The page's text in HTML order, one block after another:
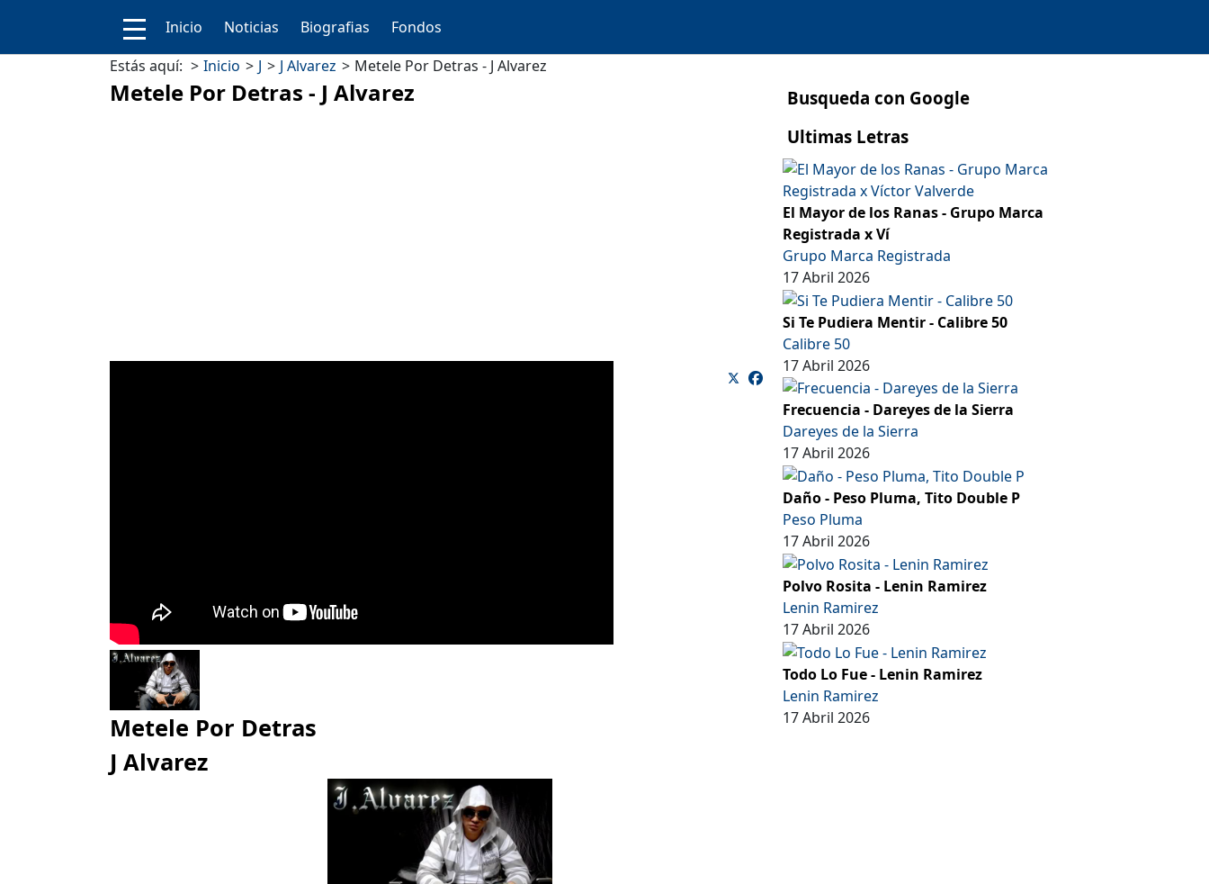
Inicio Noticias Biografias
Fondos
Estás aquí:
Inicio J J Alvarez Metele Por Detras - J Alvarez
Metele Por Detras - J Alvarez
Metele Por Detras
J Alvarez
Busqueda con Google
Ultimas Letras
El Mayor de los Ranas - Grupo Marca
Registrada x Ví
Grupo Marca Registrada
17 Abril 2026
Si Te Pudiera Mentir - Calibre 50
Calibre 50
17 Abril 2026
Frecuencia - Dareyes de la Sierra
Dareyes de la Sierra
17 Abril 2026
Daño - Peso Pluma, Tito Double P
Peso Pluma
17 Abril 2026
Polvo Rosita - Lenin Ramirez
Lenin Ramirez
17 Abril 2026
Todo Lo Fue - Lenin Ramirez
Lenin Ramirez
17 Abril 2026